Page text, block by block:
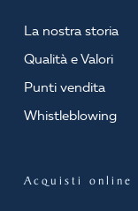
La nostra storia
Qualità e Valori
Punti vendita
Whistleblowing
Acquisti online